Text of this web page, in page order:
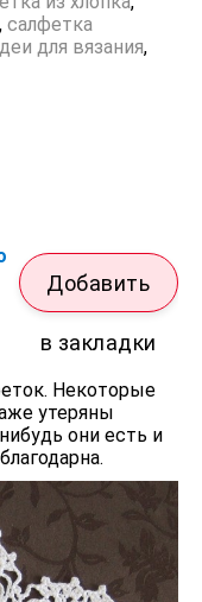
, салфетка
для вязания,
Добавить
в закладки
Некоторые
утеряны
они есть и